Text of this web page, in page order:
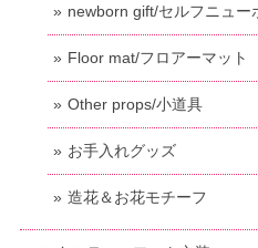
newborn gift/セルフニュー
Floor mat/フロアーマット
Other props/小道具
お手入れグッズ
造花＆お花モチーフ